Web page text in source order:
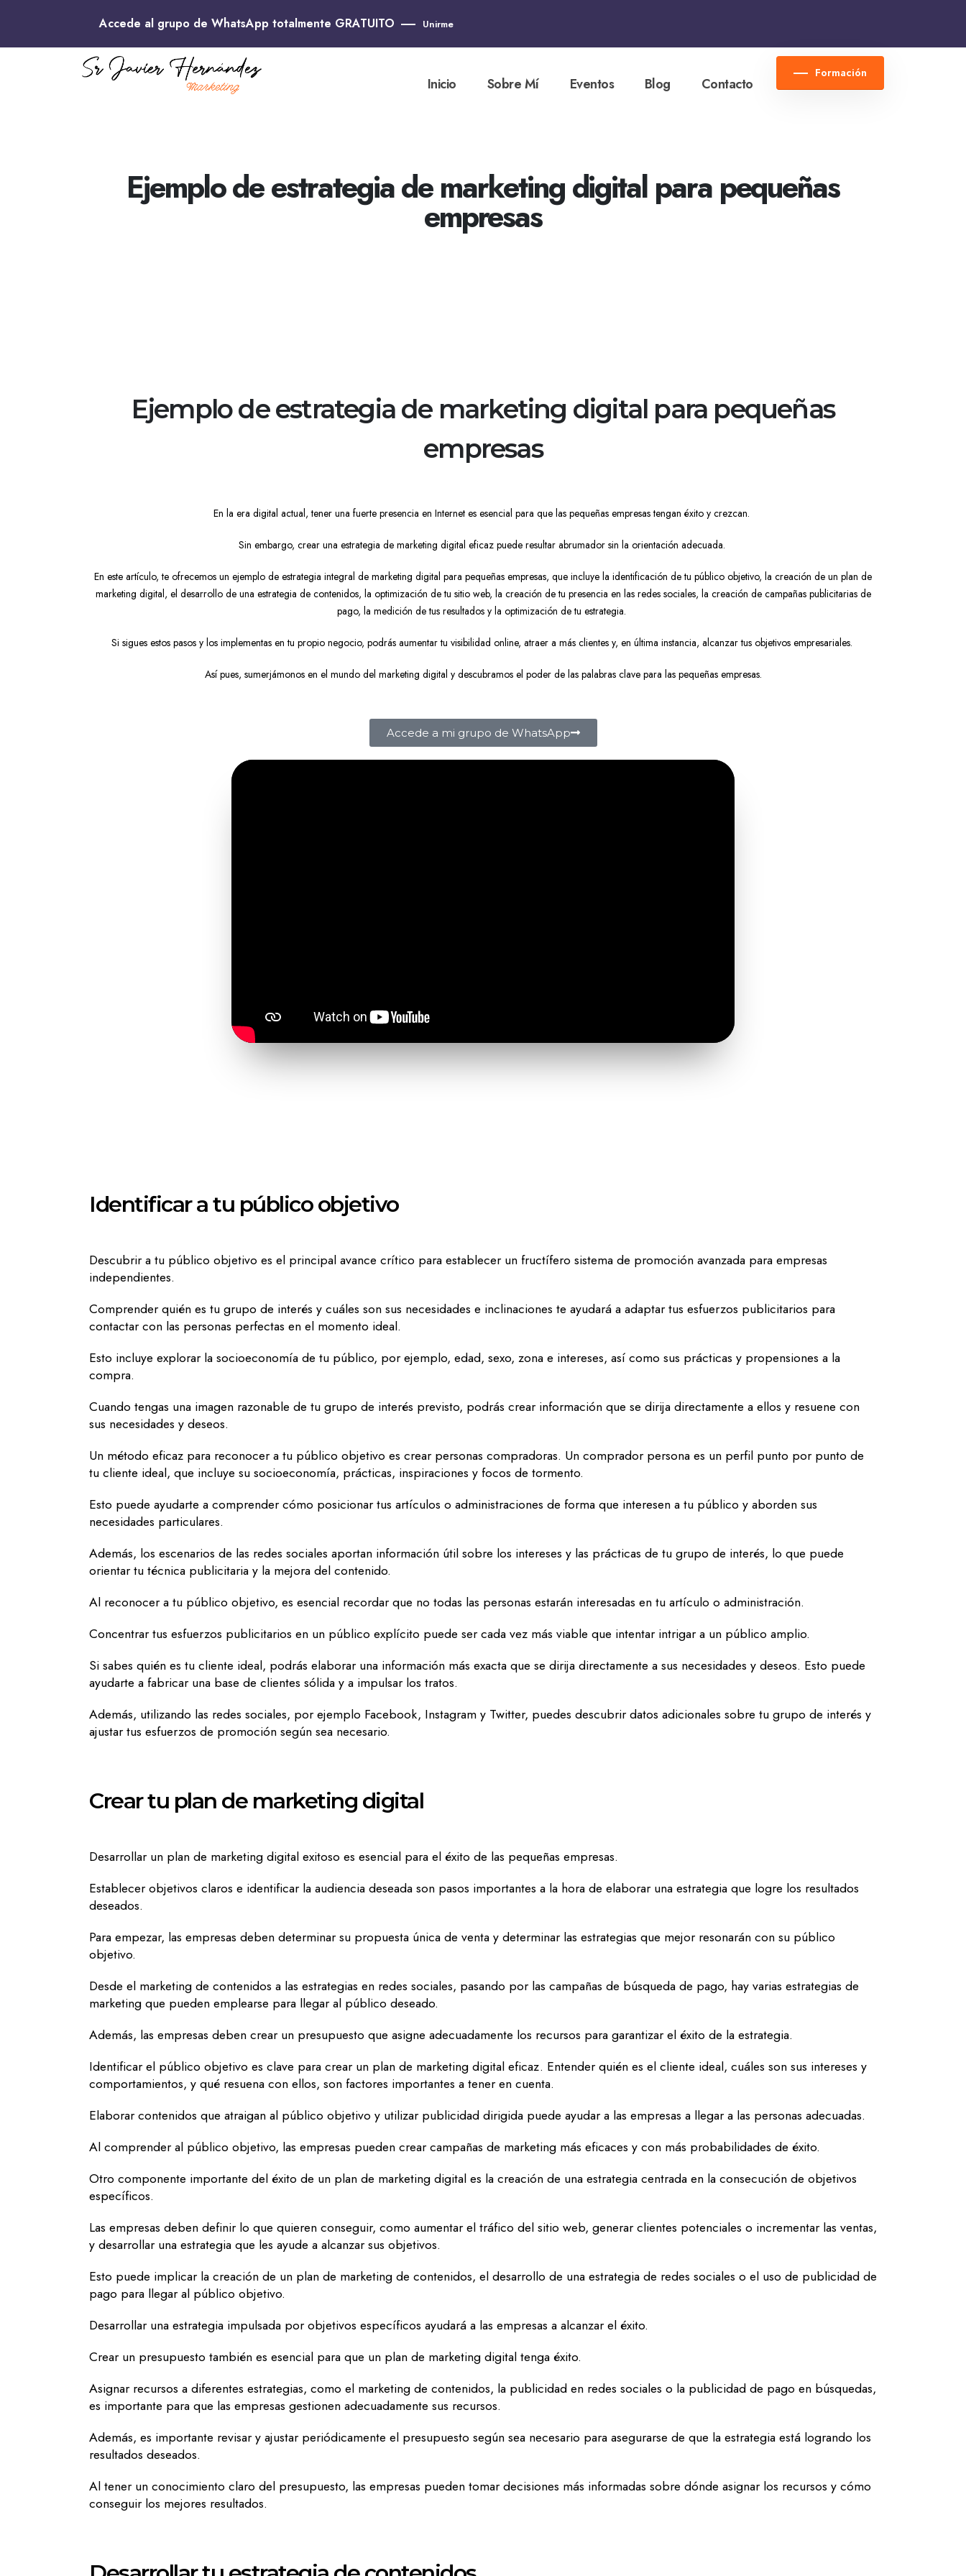
Accede al grupo de WhatsApp totalmente GRATUITO Unirme
Inicio Sobre Mí Eventos Blog Contacto
Formación
Ejemplo de estrategia de marketing digital para pequeñas
empresas
Ejemplo de estrategia de marketing digital para pequeñas
empresas
En la era digital actual, tener una fuerte presencia en Internet es esencial para que las pequeñas empresas tengan éxito y crezcan.
Sin embargo, crear una estrategia de marketing digital eficaz puede resultar abrumador sin la orientación adecuada.
En este artículo, te ofrecemos un ejemplo de estrategia integral de marketing digital para pequeñas empresas, que incluye la identificación de tu público objetivo, la creación de un plan de
marketing digital, el desarrollo de una estrategia de contenidos, la optimización de tu sitio web, la creación de tu presencia en las redes sociales, la creación de campañas publicitarias de
pago, la medición de tus resultados y la optimización de tu estrategia.
Si sigues estos pasos y los implementas en tu propio negocio, podrás aumentar tu visibilidad online, atraer a más clientes y, en última instancia, alcanzar tus objetivos empresariales.
Así pues, sumerjámonos en el mundo del marketing digital y descubramos el poder de las palabras clave para las pequeñas empresas.
Accede a mi grupo de WhatsApp
Identificar a tu público objetivo
Descubrir a tu público objetivo es el principal avance crítico para establecer un fructífero sistema de promoción avanzada para empresas
independientes.
Comprender quién es tu grupo de interés y cuáles son sus necesidades e inclinaciones te ayudará a adaptar tus esfuerzos publicitarios para
contactar con las personas perfectas en el momento ideal.
Esto incluye explorar la socioeconomía de tu público, por ejemplo, edad, sexo, zona e intereses, así como sus prácticas y propensiones a la
compra.
Cuando tengas una imagen razonable de tu grupo de interés previsto, podrás crear información que se dirija directamente a ellos y resuene con
sus necesidades y deseos.
Un método eficaz para reconocer a tu público objetivo es crear personas compradoras. Un comprador persona es un perfil punto por punto de
tu cliente ideal, que incluye su socioeconomía, prácticas, inspiraciones y focos de tormento.
Esto puede ayudarte a comprender cómo posicionar tus artículos o administraciones de forma que interesen a tu público y aborden sus
necesidades particulares.
Además, los escenarios de las redes sociales aportan información útil sobre los intereses y las prácticas de tu grupo de interés, lo que puede
orientar tu técnica publicitaria y la mejora del contenido.
Al reconocer a tu público objetivo, es esencial recordar que no todas las personas estarán interesadas en tu artículo o administración.
Concentrar tus esfuerzos publicitarios en un público explícito puede ser cada vez más viable que intentar intrigar a un público amplio.
Si sabes quién es tu cliente ideal, podrás elaborar una información más exacta que se dirija directamente a sus necesidades y deseos. Esto puede
ayudarte a fabricar una base de clientes sólida y a impulsar los tratos.
Además, utilizando las redes sociales, por ejemplo Facebook, Instagram y Twitter, puedes descubrir datos adicionales sobre tu grupo de interés y
ajustar tus esfuerzos de promoción según sea necesario.
Crear tu plan de marketing digital
Desarrollar un plan de marketing digital exitoso es esencial para el éxito de las pequeñas empresas.
Establecer objetivos claros e identificar la audiencia deseada son pasos importantes a la hora de elaborar una estrategia que logre los resultados
deseados.
Para empezar, las empresas deben determinar su propuesta única de venta y determinar las estrategias que mejor resonarán con su público
objetivo.
Desde el marketing de contenidos a las estrategias en redes sociales, pasando por las campañas de búsqueda de pago, hay varias estrategias de
marketing que pueden emplearse para llegar al público deseado.
Además, las empresas deben crear un presupuesto que asigne adecuadamente los recursos para garantizar el éxito de la estrategia.
Identificar el público objetivo es clave para crear un plan de marketing digital eficaz. Entender quién es el cliente ideal, cuáles son sus intereses y
comportamientos, y qué resuena con ellos, son factores importantes a tener en cuenta.
Elaborar contenidos que atraigan al público objetivo y utilizar publicidad dirigida puede ayudar a las empresas a llegar a las personas adecuadas.
Al comprender al público objetivo, las empresas pueden crear campañas de marketing más eficaces y con más probabilidades de éxito.
Otro componente importante del éxito de un plan de marketing digital es la creación de una estrategia centrada en la consecución de objetivos
específicos.
Las empresas deben definir lo que quieren conseguir, como aumentar el tráfico del sitio web, generar clientes potenciales o incrementar las ventas,
y desarrollar una estrategia que les ayude a alcanzar sus objetivos.
Esto puede implicar la creación de un plan de marketing de contenidos, el desarrollo de una estrategia de redes sociales o el uso de publicidad de
pago para llegar al público objetivo.
Desarrollar una estrategia impulsada por objetivos específicos ayudará a las empresas a alcanzar el éxito.
Crear un presupuesto también es esencial para que un plan de marketing digital tenga éxito.
Asignar recursos a diferentes estrategias, como el marketing de contenidos, la publicidad en redes sociales o la publicidad de pago en búsquedas,
es importante para que las empresas gestionen adecuadamente sus recursos.
Además, es importante revisar y ajustar periódicamente el presupuesto según sea necesario para asegurarse de que la estrategia está logrando los
resultados deseados.
Al tener un conocimiento claro del presupuesto, las empresas pueden tomar decisiones más informadas sobre dónde asignar los recursos y cómo
conseguir los mejores resultados.